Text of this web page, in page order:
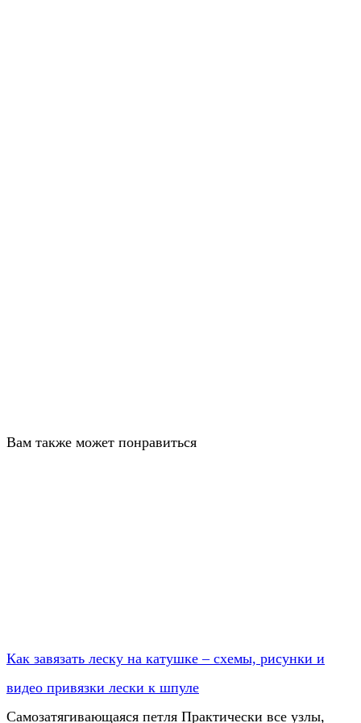
Вам также может понравиться
Как завязать леску на катушке – схемы, рисунки и
видео привязки лески к шпуле
Самозатягивающаяся петля Практически все узлы,